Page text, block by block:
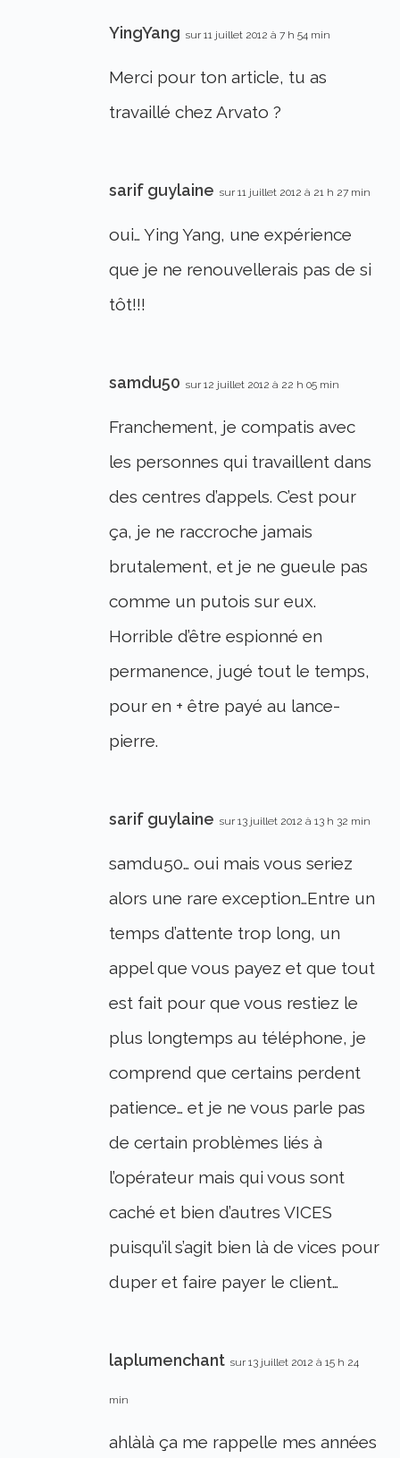
YingYang sur 11 juillet 2012 à 7 h 54 min
Merci pour ton article, tu as
travaillé chez Arvato ?
sarif guylaine sur 11 juillet 2012 à 21 h 27 min
oui… Ying Yang, une expérience
que je ne renouvellerais pas de si
tôt!!!
samdu50 sur 12 juillet 2012 à 22 h 05 min
Franchement, je compatis avec
les personnes qui travaillent dans
des centres d’appels. C’est pour
ça, je ne raccroche jamais
brutalement, et je ne gueule pas
comme un putois sur eux.
Horrible d’être espionné en
permanence, jugé tout le temps,
pour en + être payé au lance-
pierre.
sarif guylaine sur 13 juillet 2012 à 13 h 32 min
samdu50… oui mais vous seriez
alors une rare exception…Entre un
temps d’attente trop long, un
appel que vous payez et que tout
est fait pour que vous restiez le
plus longtemps au téléphone, je
comprend que certains perdent
patience… et je ne vous parle pas
de certain problèmes liés à
l’opérateur mais qui vous sont
caché et bien d’autres VICES
puisqu’il s’agit bien là de vices pour
duper et faire payer le client…
laplumenchant sur 13 juillet 2012 à 15 h 24
min
ahlàlà ça me rappelle mes années